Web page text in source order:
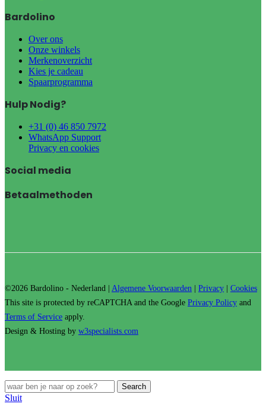
Bardolino
Over ons
Onze winkels
Merkenoverzicht
Kies je cadeau
Spaarprogramma
Hulp Nodig?
+31 (0) 46 850 7972
WhatsApp Support
Privacy en cookies
Social media
Betaalmethoden
©2026 Bardolino - Nederland | Algemene Voorwaarden | Privacy | Cookies
This site is protected by reCAPTCHA and the Google Privacy Policy and
Terms of Service apply.
Design & Hosting by w3specialists.com
Search
Sluit